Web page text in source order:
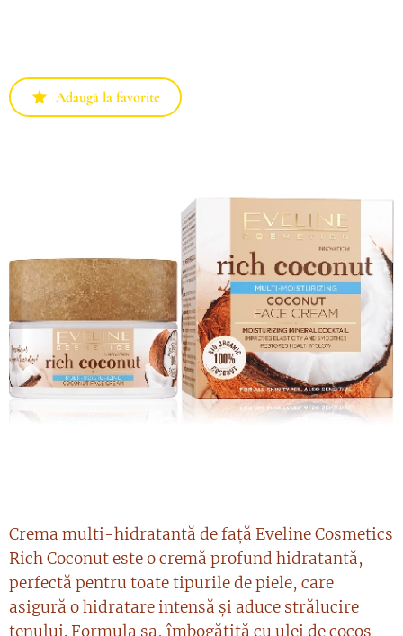
Adaugă la favorite
Crema multi-hidratantă de față Eveline Cosmetics
Rich Coconut este o cremă profund hidratantă,
perfectă pentru toate tipurile de piele, care
asigură o hidratare intensă și aduce strălucire
tenului. Formula sa, îmbogățită cu ulei de cocos